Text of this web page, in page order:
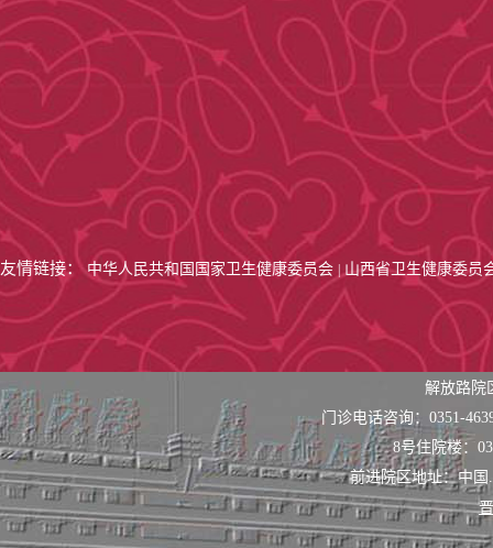
友情链接：中华人民共和国国家卫生健康委员会 山西省卫生健康委员
解放路
门诊电话咨询：0351-
8号住院楼：
前进院区地址：中